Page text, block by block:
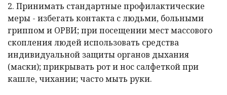
2. Принимать стандартные профилактические
меры - избегать контакта с людьми, больными
гриппом и ОРВИ; при посещении мест массового
скопления людей использовать средства
индивидуальной защиты органов дыхания
(маски); прикрывать рот и нос салфеткой при
кашле, чихании; часто мыть руки.